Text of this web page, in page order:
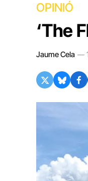
OPINIÓ
‘The
Jaume Cela